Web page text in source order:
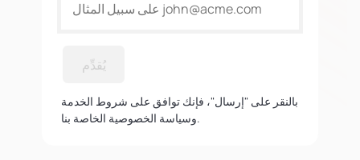
يُقدِّم
بالنقر على "إرسال"، فإنك توافق على شروط الخدمة
وسياسة الخصوصية الخاصة بنا.